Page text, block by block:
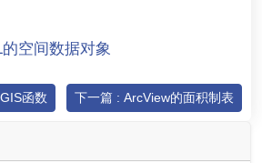
空间数据对象
函数 下一篇 : ArcView的面积制表